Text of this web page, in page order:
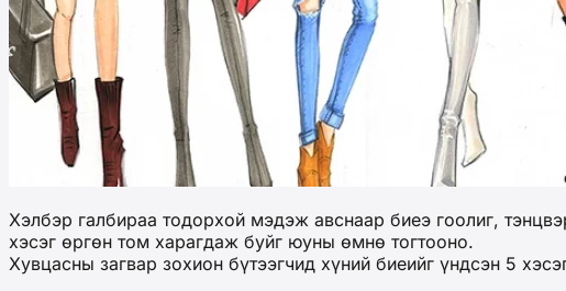
Хэлбэр галбираа тодорхой мэдэж авснаар биеэ гоолиг,
хэсэг өргөн том харагдаж буйг юуны өмнө тогтооно.
Хувцасны загвар зохион бүтээгчид хүний биеийг үндсэн 5